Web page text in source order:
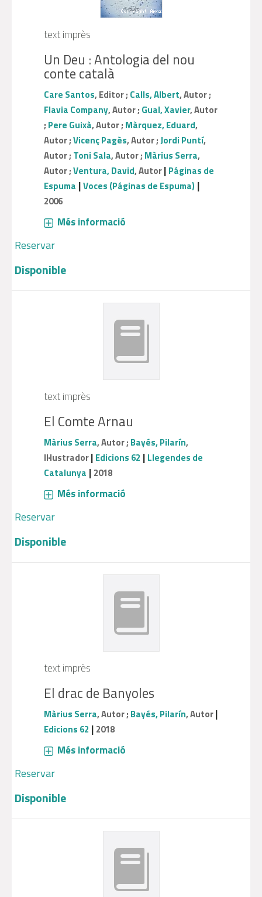
text imprès
Un Deu : Antologia del nou
conte català
Care Santos, Editor ; Calls, Albert, Autor ;
Flavia Company, Autor ; Gual, Xavier, Autor
; Pere Guixà, Autor ; Màrquez, Eduard,
Autor ;Vicenç Pagès, Autor ;Jordi Puntí,
Autor ; Toni Sala, Autor ; Màrius Serra,
Autor ;Ventura, David, Autor| Páginas de
Espuma |Voces (Páginas de Espuma) |
2006
Més informació
Reservar
Disponible
text imprès
El Comte Arnau
Màrius Serra, Autor ; Bayés, Pilarín,
Il·lustrador| Edicions 62 | Llegendes de
Catalunya | 2018
Més informació
Reservar
Disponible
text imprès
El drac de Banyoles
Màrius Serra, Autor ; Bayés, Pilarín, Autor|
Edicions 62 | 2018
Més informació
Reservar
Disponible